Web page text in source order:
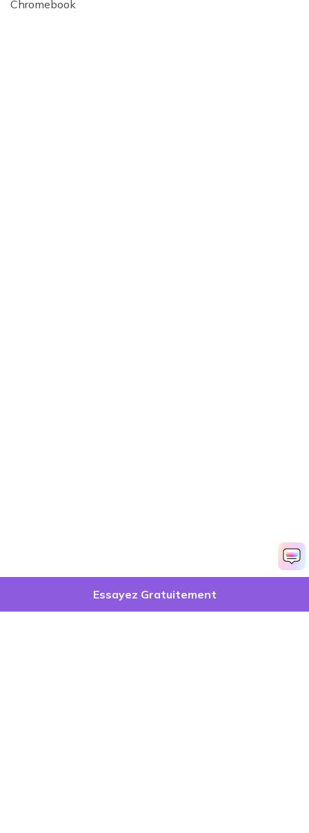
Chromebook
Essayez Gratuitement